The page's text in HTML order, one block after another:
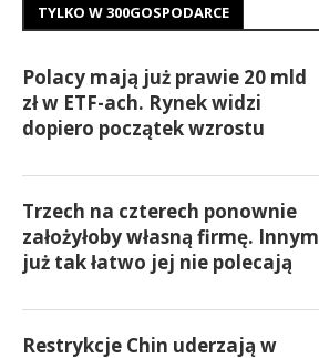
TYLKO W 300GOSPODARCE
Polacy mają już prawie 20 mld
zł w ETF-ach. Rynek widzi
dopiero początek wzrostu
Trzech na czterech ponownie
założyłoby własną firmę. Innym
już tak łatwo jej nie polecają
Restrykcje Chin uderzają w